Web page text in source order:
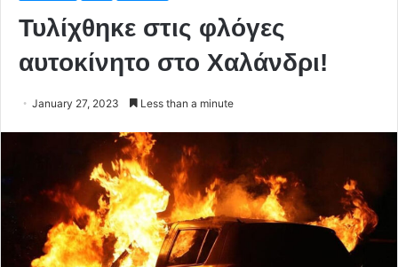
Τυλίχθηκε στις φλόγες
αυτοκίνητο στο Χαλάνδρι!
January 27, 2023 Less than a minute